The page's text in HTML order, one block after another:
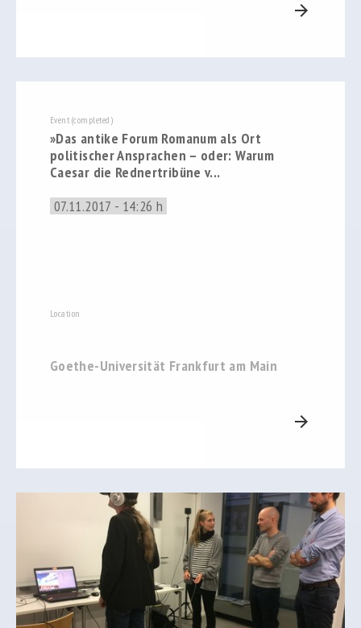
arrow_forward
Event (completed)
»Das antike Forum Romanum als Ort
politischer Ansprachen – oder: Warum
Caesar die Rednertribüne v...
07.11.2017 - 14:26 h
Location
Goethe-Universität Frankfurt am Main
arrow_forward